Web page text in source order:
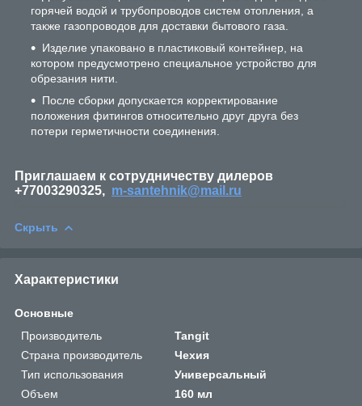
горячей водой и трубопроводов систем отопления, а
также газопроводов для доставки бытового газа.
Изделие упаковано в пластиковый контейнер, на
котором предусмотрено специальное устройство для
обрезания нити.
После сборки допускается корректирование
положения фитингов относительно друг друга без
потери герметичности соединения.
Приглашаем к сотрудничеству дилеров
+77003290325, m-santehnik@mail.ru
Скрыть
Характеристики
Основные
Производитель
Tangit
Страна производитель
Чехия
Тип использования
Универсальный
Объем
160 мл